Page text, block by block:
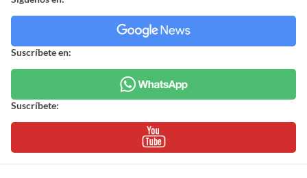
Suscríbete en:
Suscríbete: